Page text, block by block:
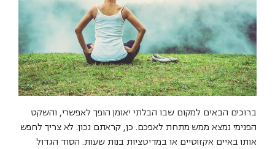
ברוכים הבאים למקום שבו הבלתי יאומן הופך לאפשרי, והשקט
הפנימי נמצא ממש מתחת לאפכם. כן, קראתם נכון. לא צריך לחפש
אותו באיים אקזוטיים או במדיטציות בנות שעות. הסוד הגדול